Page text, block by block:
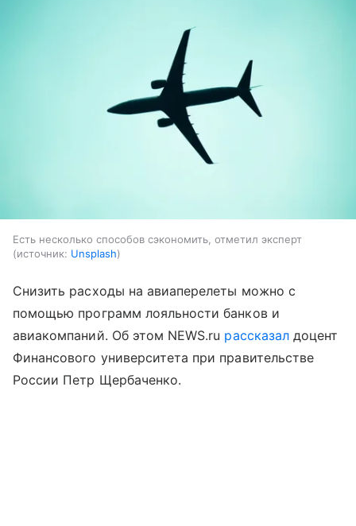
Есть несколько способов сэкономить, отметил эксперт
источник: Unsplash
Снизить расходы на авиаперелеты можно с
помощью программ лояльности банков и
авиакомпаний. Об этом NEWS.ru рассказалдоцент
Финансового университета при правительстве
России Петр Щербаченко.